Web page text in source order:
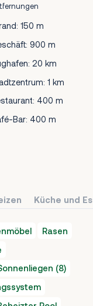
150 m
900 m
20 km
1 km
400 m
Bar: 400 m
Küche und
Rasen
(8)